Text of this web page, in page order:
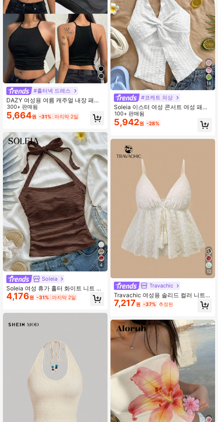
#홀터넥 드레스
DAZY 여성용 여름 캐주얼 내장 패드
브라 캐미솔, 섹시하고 편안한 크롭 탑
외출용 상의
300+ 판매됨
5,664원 -31% 마지막 2일
4
Soleia
Soleia 여성 휴가 홀터 화이트 니트 질
감 피티드 캐미솔
4,176원 -31% 마지막 2일
14
#코케트 의상
Soleia 이스터 여성 콘서트 여성 패셔
너블한 섹시한 홀터 타이 매듭 비대칭
헴 오픈 백 탱크 탑, 레이브 탑
100+ 판매됨
5,942원 -28%
12
Travachic
Travachic 여성용 솔리드 컬러 니트
캐미솔 탑, 봄/여름 휴가에 적합, 여성
용 캐주얼 테르노, 여름 휴가, 봄 방학,
발렌타인, 카니발 의상, 우아한, 꽃무
늬, 카니발, 봄에서 여름, 파티, 여름
탑, 발렌타인 데이 탑, 여성용 결혼식
하객 탑, 생일 탑, 파티 탑, 여성용 우아
한 탑, 꽃무늬 탑, 여름 탑, 카니발 의
상, 멕시코 스타일 여성 보헤미안 탑
7,217원 -37% 추정된